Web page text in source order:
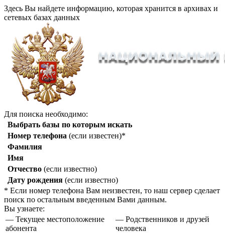
Здесь Вы найдете информацию, которая хранится в архивах и
сетевых базах данных
Для поиска необходимо:
Выбрать базы по которым искать
Номер телефона (если известен)*
Фамилия
Имя
Отчество (если известно)
Дату рождения (если известно)
* Если номер телефона Вам неизвестен, то наш сервер сделает
поиск по остальным введенным Вами данным.
Вы узнаете:
— Текущее местоположение
абонента
— Родственников и друзей
человека